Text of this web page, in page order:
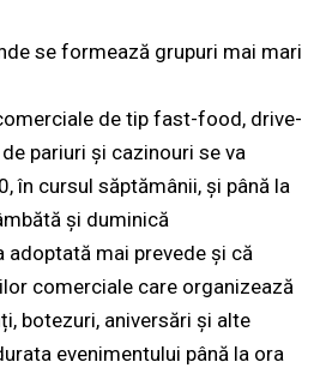
se formează grupuri mai mari
de tip fast-food, drive-
pariuri și cazinouri se va
în cursul săptămânii, și până la
și duminică
adoptată mai prevede și că
comerciale care organizează
botezuri, aniversări și alte
evenimentului până la ora